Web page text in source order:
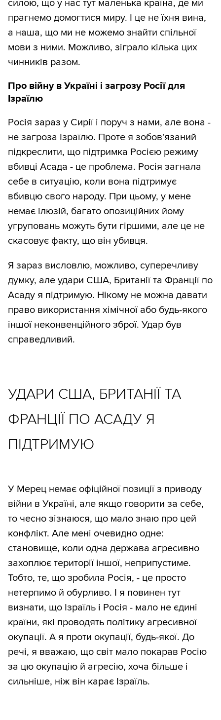
силою, що у нас тут маленька країна, де ми
прагнемо домогтися миру. І це не їхня вина,
а наша, що ми не можемо знайти спільної
мови з ними. Можливо, зіграло кілька цих
чинників разом.
Про війну в Україні і загрозу Росії для
Ізраїлю
Росія зараз у Сирії і поруч з нами, але вона -
не загроза Ізраїлю. Проте я зобов'язаний
підкреслити, що підтримка Росією режиму
вбивці Асада - це проблема. Росія загнала
себе в ситуацію, коли вона підтримує
вбивцю свого народу. При цьому, у мене
немає ілюзій, багато опозиційних йому
угруповань можуть бути гіршими, але це не
скасовує факту, що він убивця.
Я зараз висловлю, можливо, суперечливу
думку, але удари США, Британії та Франції по
Асаду я підтримую. Нікому не можна давати
право використання хімічної або будь-якого
іншої неконвенційного зброї. Удар був
справедливий.
УДАРИ США, БРИТАНІЇ ТА
ФРАНЦІЇ ПО АСАДУ Я
ПІДТРИМУЮ
У Мерец немає офіційної позиції з приводу
війни в Україні, але якщо говорити за себе,
то чесно зізнаюся, що мало знаю про цей
конфлікт. Але мені очевидно одне:
становище, коли одна держава агресивно
захоплює території іншої, неприпустиме.
Тобто, те, що зробила Росія, - це просто
нетерпимо й обурливо. І я повинен тут
визнати, що Ізраїль і Росія - мало не єдині
країни, які проводять політику агресивної
окупації. А я проти окупації, будь-якої. До
речі, я вважаю, що світ мало покарав Росію
за цю окупацію й агресію, хоча більше і
сильніше, ніж він карає Ізраїль.